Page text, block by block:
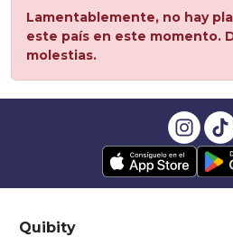
Lamentablemente, no hay
este país en este momento.
molestias.
Quibity